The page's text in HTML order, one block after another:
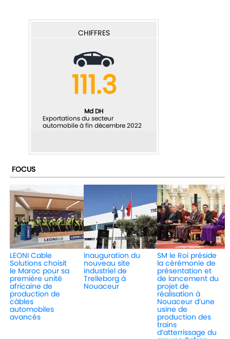
FOURNISSEURS
Balance commerciale
Nouvelles locomotives exportatrices
Plus forte capacité d’exportation du tissu
existant
CHIFFRES
111.3
Md DH
Exportations du secteur
automobile à fin décembre 2022
FOCUS
LEONI Cable
Solutions choisit
le Maroc pour sa
première unité
africaine de
production de
câbles
automobiles
avancés
Inauguration du
nouveau site
industriel de
Trelleborg à
Nouaceur
SM le Roi préside
la cérémonie de
présentation et
de lancement du
projet de
réalisation à
Nouaceur d’une
usine de
production des
trains
d’atterrissage du